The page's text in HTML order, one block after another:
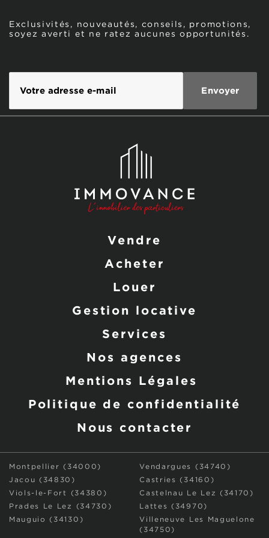
Exclusivités, nouveautés, conseils, promotions,
soyez averti et ne ratez aucunes opportunités.
Vendre
Acheter
Louer
Gestion locative
Services
Nos agences
Mentions Légales
Politique de confidentialité
Nous contacter
Montpellier (34000)
Vendargues (34740)
Jacou (34830)
Castries (34160)
Viols-le-Fort (34380)
Castelnau Le Lez (34170)
Prades Le Lez (34730)
Lattes (34970)
Mauguio (34130)
Villeneuve Les Maguelone
(34750)